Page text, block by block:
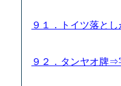
９１．トイツ落と
９２．タンヤオ牌